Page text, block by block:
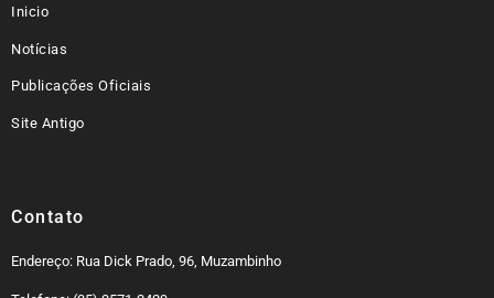
Inicio
Notícias
Publicações Oficiais
Site Antigo
Contato
Endereço: Rua Dick Prado, 96, Muzambinho